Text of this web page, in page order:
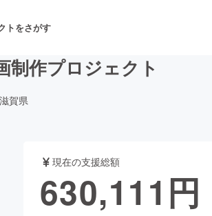
トをさがす
パフォーマンス
飲食店 ファッション
制作プロジェクト
滋賀県
現在の支援総額
630,111 円